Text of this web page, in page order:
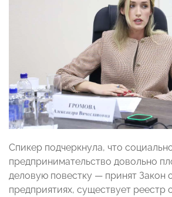
Спикер подчеркнула, что
предпринимательство довольно
деловую повестку — принят Закон
предприятиях, существует реестр